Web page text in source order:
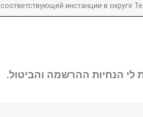
соответствующей инстанции в округе
לי הנחיות ההרשמה והביטול.